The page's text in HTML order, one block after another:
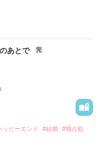
。
は
ぐに告げてきた。
持ちを隠すことなく
ー被害に
てきて――。
くいかなかった梅田美
ろ、日本人美青年と出会
なる。
トした美青年と再会。
にも関わらず、一族を離
でも冷徹だと評判な社長
られた美桜は、猫の世
あとで 完
ッピーエンド #結婚 #独占欲